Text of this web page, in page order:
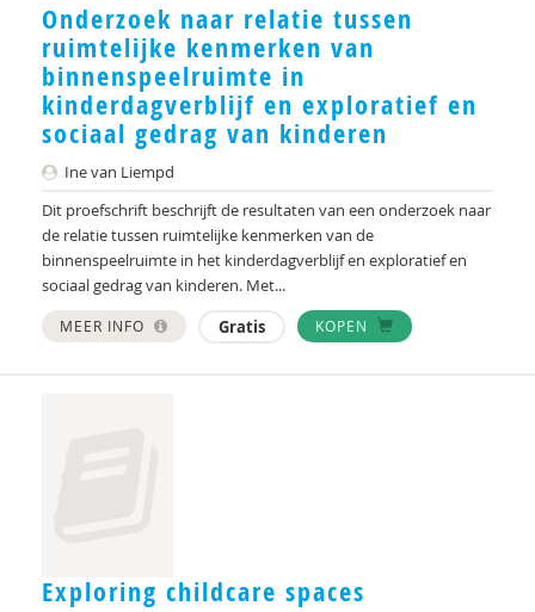
Landelijk Kenniscentrum LVB
M.D
Marga
Mariëlle Bruning
Marije L. Verhage
McKeique
MD
Movisie
Sardes
Onderzoek naar relatie tussen
ruimtelijke kenmerken van
binnenspeelruimte in
kinderdagverblijf en exploratief en
sociaal gedrag van kinderen
Ine van Liempd
Dit proefschrift beschrijft de resultaten van een onderzoek naar
de relatie tussen ruimtelijke kenmerken van de
binnenspeelruimte in het kinderdagverblijf en exploratief en
sociaal gedrag van kinderen. Met...
MEER INFO Gratis KOPEN
Exploring childcare spaces